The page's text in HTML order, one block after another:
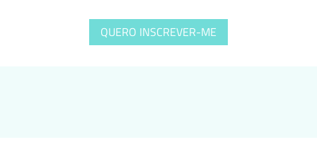
QUERO INSCREVER-ME